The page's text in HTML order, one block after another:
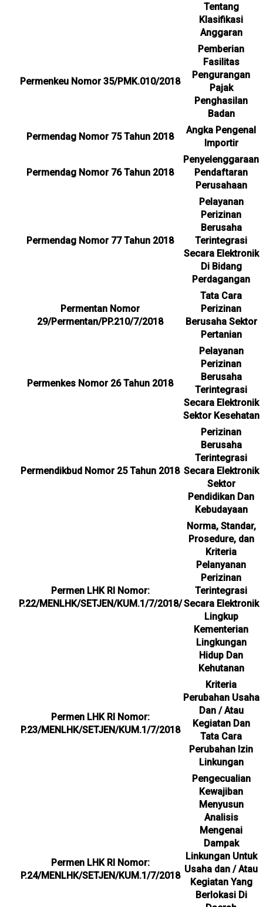
Tentang
Klasifikasi
Anggaran
Permenkeu Nomor 35/PMK.010/2018
Pemberian
Fasilitas
Pengurangan
Pajak
Penghasilan
Badan
Permendag Nomor 75 Tahun 2018
Angka Pengenal
Importir
Permendag Nomor 76 Tahun 2018
Penyelenggaraan
Pendaftaran
Perusahaan
Permendag Nomor 77 Tahun 2018
Pelayanan
Perizinan
Berusaha
Terintegrasi
Secara Elektronik
Di Bidang
Perdagangan
Permentan Nomor
29/Permentan/PP.210/7/2018
Tata Cara
Perizinan
Berusaha Sektor
Pertanian
Permenkes Nomor 26 Tahun 2018
Pelayanan
Perizinan
Berusaha
Terintegrasi
Secara Elektronik
Sektor Kesehatan
Permendikbud Nomor 25 Tahun 2018
Perizinan
Berusaha
Terintegrasi
Secara Elektronik
Sektor
Pendidikan Dan
Kebudayaan
Permen LHK RI Nomor:
P.22/MENLHK/SETJEN/KUM.1/7/2018/
Norma, Standar,
Prosedure, dan
Kriteria
Pelanyanan
Perizinan
Terintegrasi
Secara Elektronik
Lingkup
Kementerian
Lingkungan
Hidup Dan
Kehutanan
Permen LHK RI Nomor:
P.23/MENLHK/SETJEN/KUM.1/7/2018
Kriteria
Perubahan Usaha
Dan / Atau
Kegiatan Dan
Tata Cara
Perubahan Izin
Linkungan
Permen LHK RI Nomor:
P.24/MENLHK/SETJEN/KUM.1/7/2018
Pengecualian
Kewajiban
Menyusun
Analisis
Mengenai
Dampak
Linkungan Untuk
Usaha dan / Atau
Kegiatan Yang
Berlokasi Di